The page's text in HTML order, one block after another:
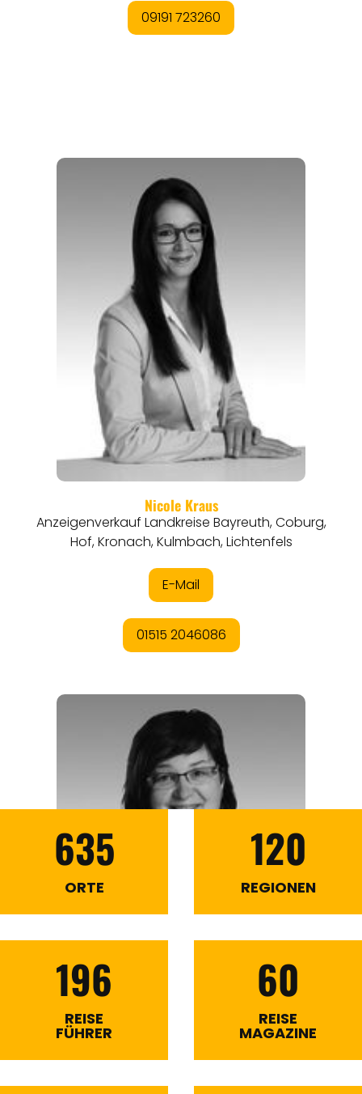
635
ORTE
120
REGIONEN
196
REISE
FÜHRER
60
REISE
MAGAZINE